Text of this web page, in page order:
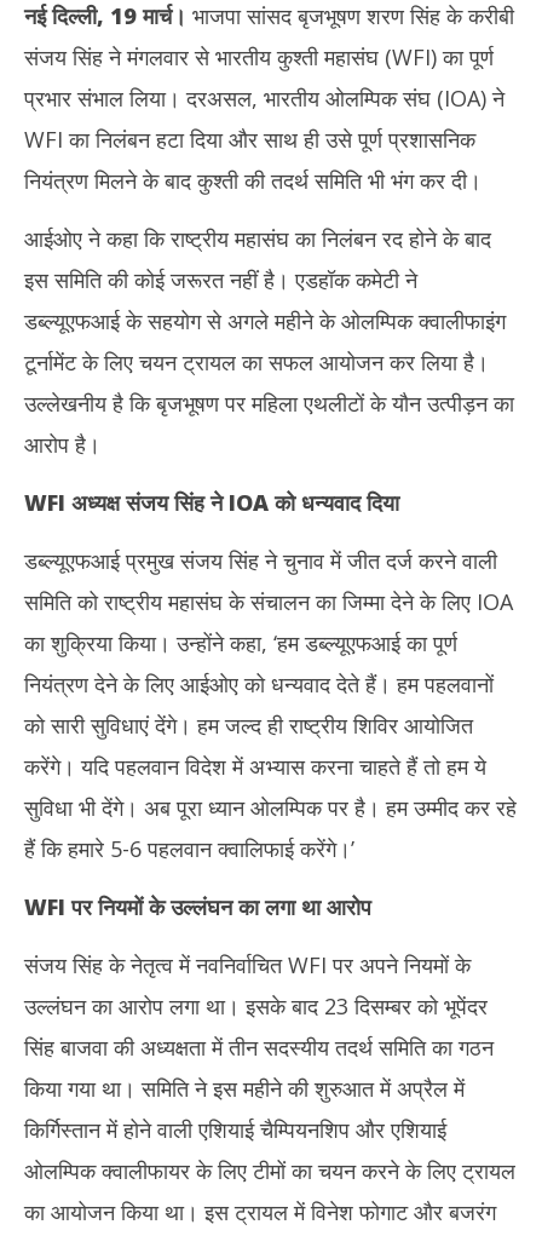
NOW VIEWING
IOA ने भंग की तदर्थ समिति, बृजभूषण शरण सिंह के करीबी संजय सिंह को मिला
WFI का पूर्ण नियंत्रण
20,
2024
नई दिल्ली, 19 मार्च। भाजपा सांसद बृजभूषण शरण सिंह के करीबी
संजय सिंह ने मंगलवार से भारतीय कुश्ती महासंघ (WFI) का पूर्ण
प्रभार संभाल लिया। दरअसल, भारतीय ओलम्पिक संघ (IOA) ने
WFI का निलंबन हटा दिया और साथ ही उसे पूर्ण प्रशासनिक
नियंत्रण मिलने के बाद कुश्ती की तदर्थ समिति भी भंग कर दी।
आईओए ने कहा कि राष्ट्रीय महासंघ का निलंबन रद होने के बाद
इस समिति की कोई जरूरत नहीं है। एडहॉक कमेटी ने
डब्ल्यूएफआई के सहयोग से अगले महीने के ओलम्पिक क्वालीफाइंग
टूर्नामेंट के लिए चयन ट्रायल का सफल आयोजन कर लिया है।
उल्लेखनीय है कि बृजभूषण पर महिला एथलीटों के यौन उत्पीड़न का
आरोप है।
WFI अध्यक्षसंजय सिंह नेIOA को धन्यवाद दिया
डब्ल्यूएफआई प्रमुख संजय सिंह ने चुनाव में जीत दर्ज करने वाली
समिति को राष्ट्रीय महासंघ के संचालन का जिम्मा देने के लिए IOA
का शुक्रिया किया। उन्होंने कहा, ‘हम डब्ल्यूएफआई का पूर्ण
नियंत्रण देने के लिए आईओए को धन्यवाद देते हैं। हम पहलवानों
को सारी सुविधाएं देंगे। हम जल्द ही राष्ट्रीय शिविर आयोजित
करेंगे। यदि पहलवान विदेश में अभ्यास करना चाहते हैं तो हम ये
सुविधा भी देंगे। अब पूरा ध्यान ओलम्पिक पर है। हम उम्मीद कर रहे
हैं कि हमारे 5-6 पहलवान क्वालिफाई करेंगे।’
WFIपर नियमों के उल्लंघन का लगा था आरोप
संजय सिंह के नेतृत्व में नवनिर्वाचित WFI पर अपने नियमों के
उल्लंघन का आरोप लगा था। इसके बाद 23 दिसम्बर को भूपेंदर
सिंह बाजवा की अध्यक्षता में तीन सदस्यीय तदर्थ समिति का गठन
किया गया था। समिति ने इस महीने की शुरुआत में अप्रैल में
किर्गिस्तान में होने वाली एशियाई चैम्पियनशिप और एशियाई
ओलम्पिक क्वालीफायर के लिए टीमों का चयन करने के लिए ट्रायल
का आयोजन किया था। इस ट्रायल में विनेश फोगाट और बजरंग